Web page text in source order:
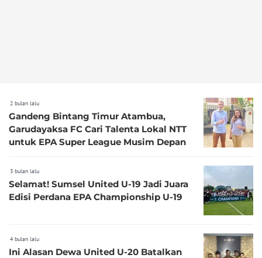
2 bulan lalu
Gandeng Bintang Timur Atambua,
Garudayaksa FC Cari Talenta Lokal NTT
untuk EPA Super League Musim Depan
3 bulan lalu
Selamat! Sumsel United U-19 Jadi Juara
Edisi Perdana EPA Championship U-19
4 bulan lalu
Ini Alasan Dewa United U-20 Batalkan